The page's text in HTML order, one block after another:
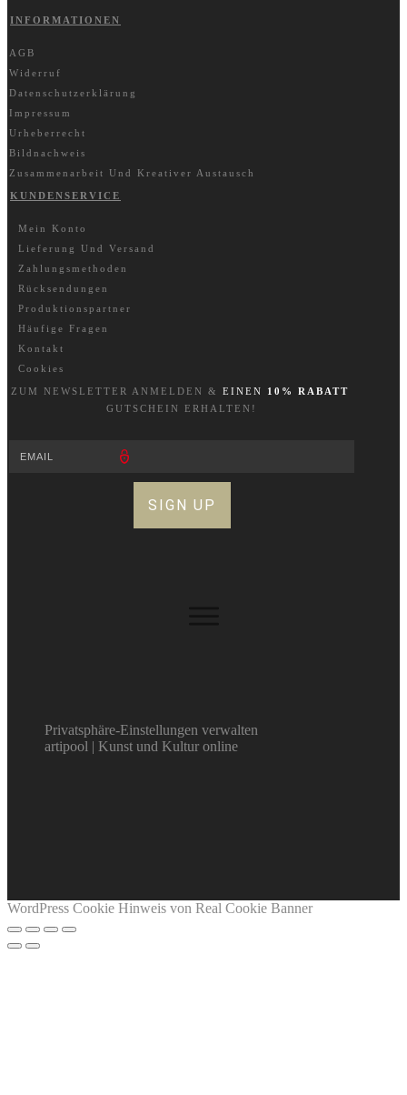
INFORMATIONEN
AGB
Widerruf
Datenschutzerklärung
Impressum
Urheberrecht
Bildnachweis
Zusammenarbeit Und Kreativer Austausch
KUNDENSERVICE
Mein Konto
Lieferung Und Versand
Zahlungsmethoden
Rücksendungen
Produktionspartner
Häufige Fragen
Kontakt
Cookies
ZUM NEWSLETTER A NM ELDEN & EINEN
10% RABATT
GUTSCHEIN ERHALTEN!
SIGN UP
Privatsphäre-Einstellungen verwalten
artipool | Kunst und Kultur online
WordPress Cookie Hinweis von Real Cookie Banner